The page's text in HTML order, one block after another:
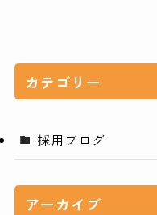
カテゴリー
採用ブログ
アーカイブ